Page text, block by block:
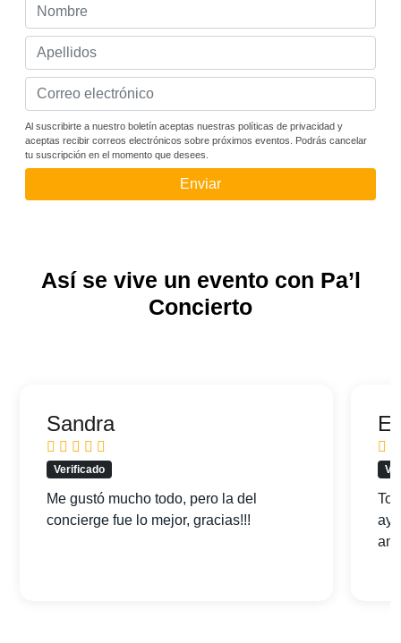
Al suscribirte a nuestro boletín aceptas nuestras políticas de privacidad y
aceptas recibir correos electrónicos sobre próximos eventos. Podrás cancelar
tu suscripción en el momento que desees.
Enviar
Así se vive un evento con Pa’l
Concierto
Sandra
Verificado
Me gustó mucho todo, pero la del
concierge fue lo mejor, gracias!!!